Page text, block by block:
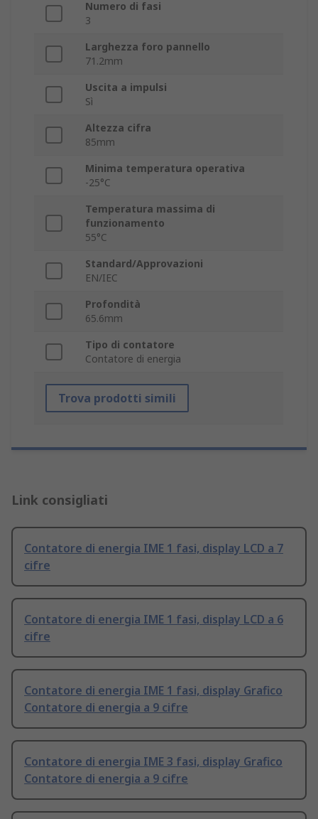
Numero di fasi
3
Larghezza foro pannello
71.2mm
Uscita a impulsi
Sì
Altezza cifra
85mm
Minima temperatura operativa
-25°C
Temperatura massima di
funzionamento
55°C
Standard/Approvazioni
EN/IEC
Profondità
65.6mm
Tipo di contatore
Contatore di energia
Trova prodotti simili
Link consigliati
Contatore di energia IME 1 fasi, display LCD a 7
cifre
Contatore di energia IME 1 fasi, display LCD a 6
cifre
Contatore di energia IME 1 fasi, display Grafico
Contatore di energia a 9 cifre
Contatore di energia IME 3 fasi, display Grafico
Contatore di energia a 9 cifre